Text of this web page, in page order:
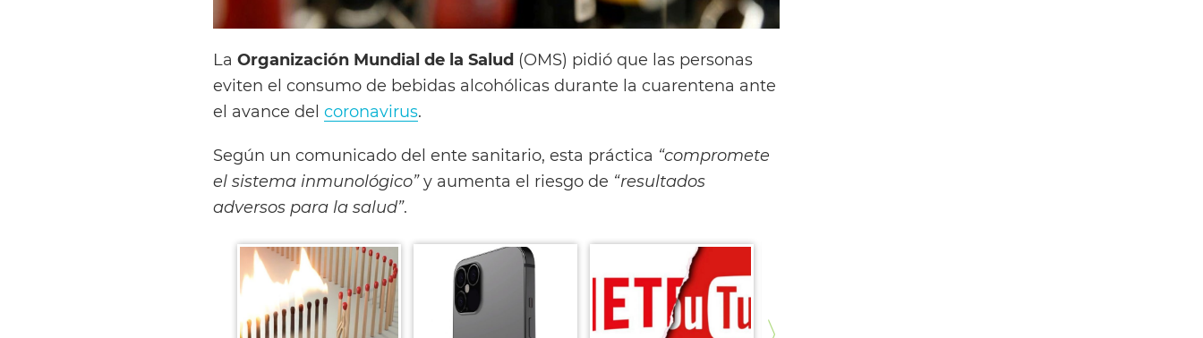
La Organización Mundial de la Salud (OMS) pidió que las personas
eviten el consumo de bebidas alcohólicas durante la cuarentena ante
el avance del coronavirus.
Según un comunicado del ente sanitario, esta práctica “compromete
el sistema inmunológico”y aumenta el riesgo de “resultados
adversos para la salud”.